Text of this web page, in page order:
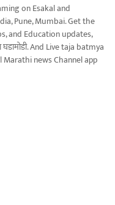
on Esakal and
Pune, Mumbai. Get the
and Education updates,
घडामोडी. And Live taja batmya
news Channel app